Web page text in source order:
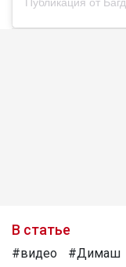
В статье
#видео #Димаш